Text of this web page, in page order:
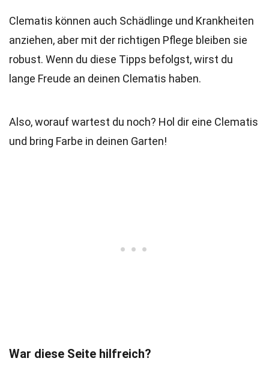
Clematis können auch Schädlinge und Krankheiten
anziehen, aber mit der richtigen Pflege bleiben sie
robust. Wenn du diese Tipps befolgst, wirst du
lange Freude an deinen Clematis haben.
Also, worauf wartest du noch? Hol dir eine Clematis
und bring Farbe in deinen Garten!
War diese Seite hilfreich?